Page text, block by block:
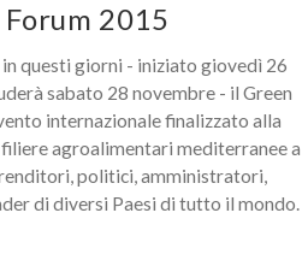
2015
in questi giorni - iniziato giovedì 26
sabato 28 novembre - il Green
internazionale finalizzato alla
agroalimentari mediterranee a
politici, amministratori,
di diversi Paesi di tutto il mondo.